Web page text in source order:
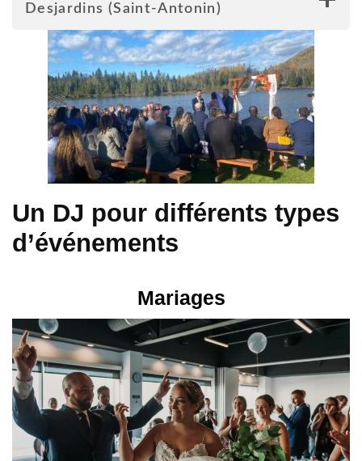
Desjardins (Saint-Antonin)
Un DJ pour différents types
d’événements
Mariages